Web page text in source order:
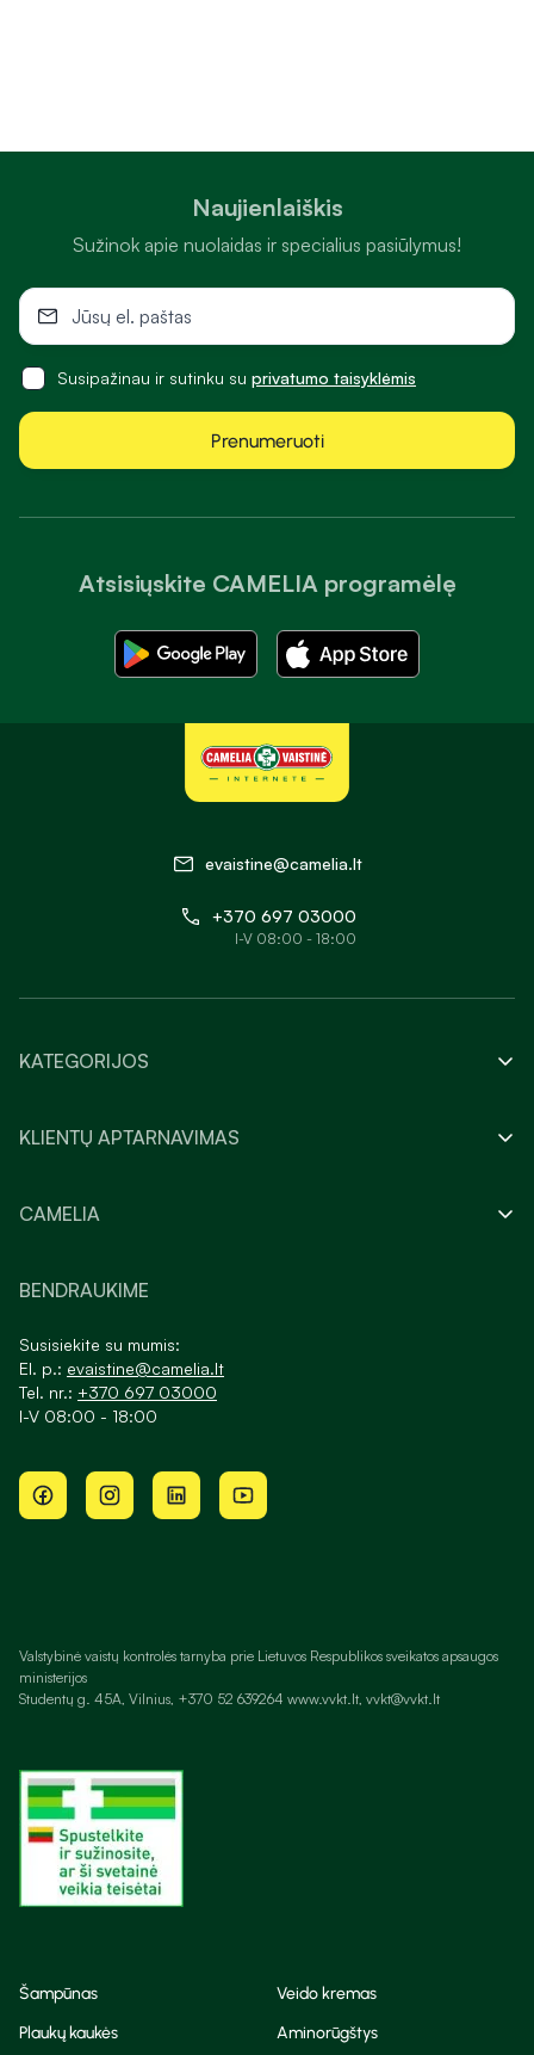
Atsisiųskite CAMELIA programėlę
Naujienlaiškis
Sužinok apie nuolaidas ir specialius pasiūlymus!
Susipažinau ir sutinku su privatumo taisyklėmis
Prenumeruoti
evaistine@camelia.lt
+370 697 03000
I-V 08:00 - 18:00
KATEGORIJOS
KLIENTŲ APTARNAVIMAS
CAMELIA
BENDRAUKIME
Susisiekite su mumis:
El. p.: evaistine@camelia.lt
Tel. nr.: +370 697 03000
I-V 08:00 - 18:00
Valstybinė vaistų kontrolės tarnyba prie Lietuvos Respublikos sveikatos apsaugos
ministerijos
Studentų g. 45A, Vilnius, +370 52 639264 www.vvkt.lt, vvkt@vvkt.lt
Šampūnas
Veido kremas
Plaukų kaukės
Aminorūgštys